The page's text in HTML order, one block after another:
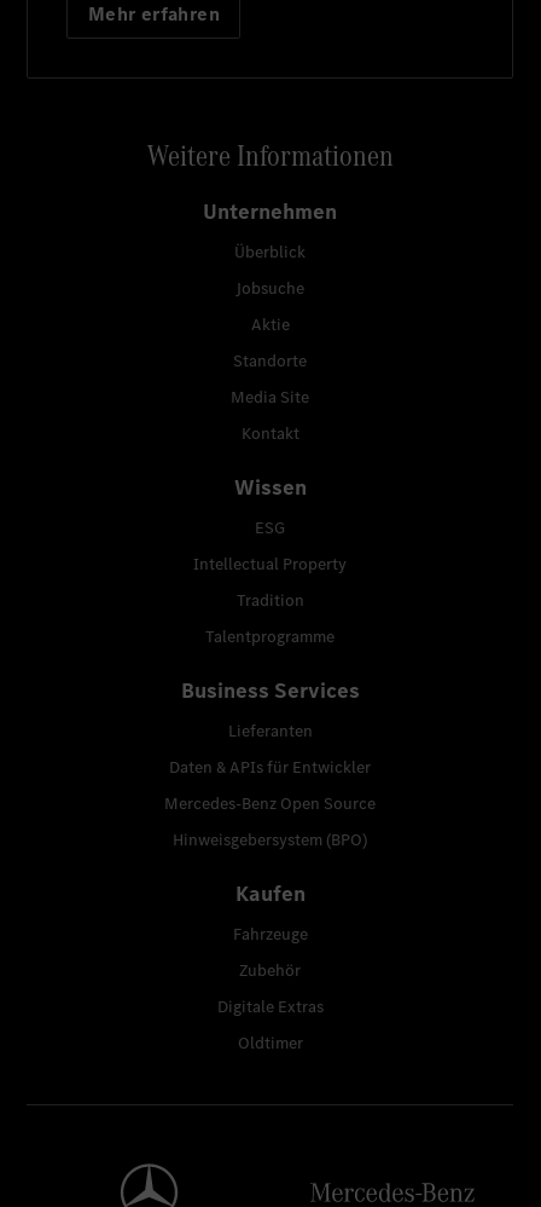
Mehr erfahren
Weitere Informationen
Unternehmen
Überblick
Jobsuche
Aktie
Standorte
Media Site
Kontakt
Wissen
ESG
Intellectual Property
Tradition
Talentprogramme
Business Services
Lieferanten
Daten & APIs für Entwickler
Mercedes-Benz Open Source
Hinweisgebersystem (BPO)
Kaufen
Fahrzeuge
Zubehör
Digitale Extras
Oldtimer